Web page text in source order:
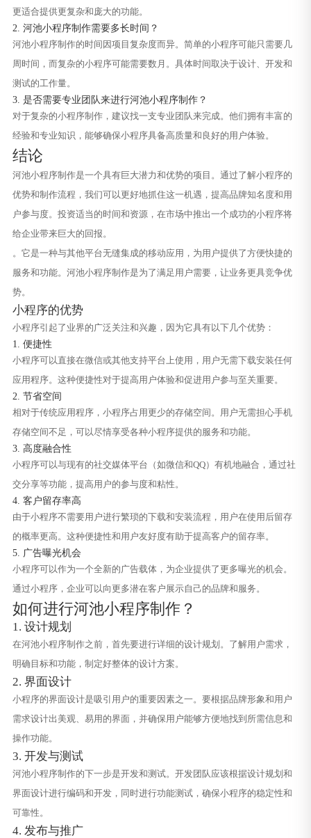
更适合提供更复杂和庞大的功能。
2. 河池小程序制作需要多长时间？
河池小程序制作的时间因项目复杂度而异。简单的小程序可能只需要几
周时间，而复杂的小程序可能需要数月。具体时间取决于设计、开发和
测试的工作量。
3. 是否需要专业团队来进行河池小程序制作？
对于复杂的小程序制作，建议找一支专业团队来完成。他们拥有丰富的
经验和专业知识，能够确保小程序具备高质量和良好的用户体验。
结论
河池小程序制作是一个具有巨大潜力和优势的项目。通过了解小程序的
优势和制作流程，我们可以更好地抓住这一机遇，提高品牌知名度和用
户参与度。投资适当的时间和资源，在市场中推出一个成功的小程序将
给企业带来巨大的回报。
。它是一种与其他平台无缝集成的移动应用，为用户提供了方便快捷的
服务和功能。河池小程序制作是为了满足用户需要，让业务更具竞争优
势。
小程序的优势
小程序引起了业界的广泛关注和兴趣，因为它具有以下几个优势：
1. 便捷性
小程序可以直接在微信或其他支持平台上使用，用户无需下载安装任何
应用程序。这种便捷性对于提高用户体验和促进用户参与至关重要。
2. 节省空间
相对于传统应用程序，小程序占用更少的存储空间。用户无需担心手机
存储空间不足，可以尽情享受各种小程序提供的服务和功能。
3. 高度融合性
小程序可以与现有的社交媒体平台（如微信和QQ）有机地融合，通过社
交分享等功能，提高用户的参与度和粘性。
4. 客户留存率高
由于小程序不需要用户进行繁琐的下载和安装流程，用户在使用后留存
的概率更高。这种便捷性和用户友好度有助于提高客户的留存率。
5. 广告曝光机会
小程序可以作为一个全新的广告载体，为企业提供了更多曝光的机会。
通过小程序，企业可以向更多潜在客户展示自己的品牌和服务。
如何进行河池小程序制作？
1. 设计规划
在河池小程序制作之前，首先要进行详细的设计规划。了解用户需求，
明确目标和功能，制定好整体的设计方案。
2. 界面设计
小程序的界面设计是吸引用户的重要因素之一。要根据品牌形象和用户
需求设计出美观、易用的界面，并确保用户能够方便地找到所需信息和
操作功能。
3. 开发与测试
河池小程序制作的下一步是开发和测试。开发团队应该根据设计规划和
界面设计进行编码和开发，同时进行功能测试，确保小程序的稳定性和
可靠性。
4. 发布与推广